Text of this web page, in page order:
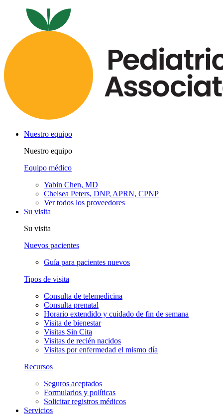
Nuestro equipo
Nuestro equipo
Equipo médico
Yabin Chen, MD
Chelsea Peters, DNP, APRN, CPNP
Ver todos los proveedores
Su visita
Su visita
Nuevos pacientes
Guía para pacientes nuevos
Tipos de visita
Consulta de telemedicina
Consulta prenatal
Horario extendido y cuidado de fin de semana
Visita de bienestar
Visitas Sin Cita
Visitas de recién nacidos
Visitas por enfermedad el mismo día
Recursos
Seguros aceptados
Formularios y políticas
Solicitar registros médicos
Servicios